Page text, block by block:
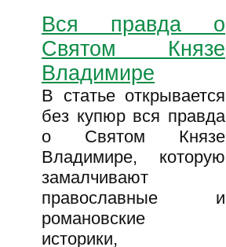
Вся правда о
Святом Князе
Владимире
В статье открывается
без купюр вся правда
о Святом Князе
Владимире, которую
замалчивают
православные и
романовские
историки,